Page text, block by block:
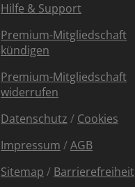
Hilfe & Support
Premium-Mitgliedschaft
kündigen
Premium-Mitgliedschaft
widerrufen
Datenschutz / Cookies
Impressum /AGB
Sitemap / Barrierefreiheit